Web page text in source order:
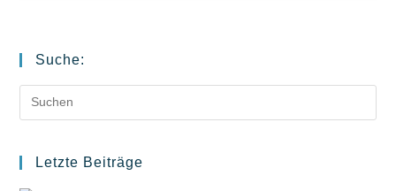
Suche:
Letzte Beiträge